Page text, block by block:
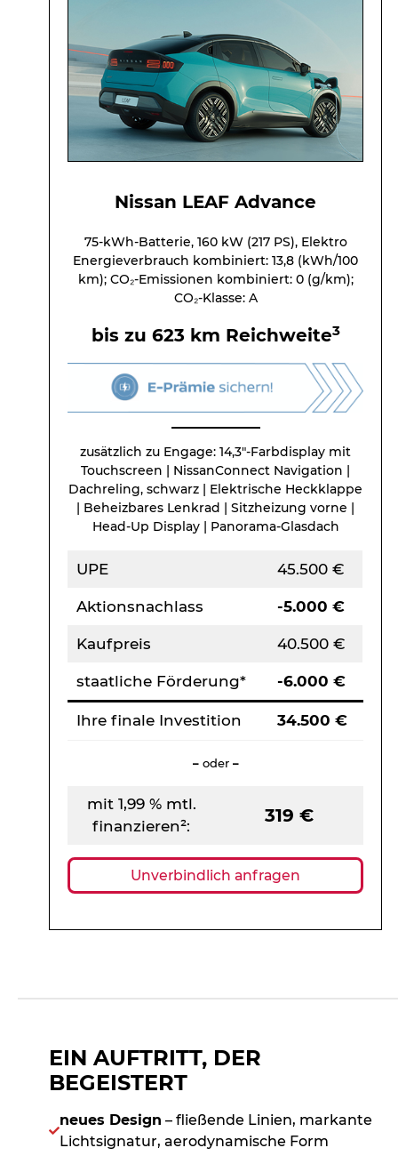
Nissan LEAF Advance
75-kWh-Batterie, 160 kW (217 PS), Elektro
Energieverbrauch kombiniert: 13,8 (kWh/100
km); CO₂-Emissionen kombiniert: 0 (g/km);
CO₂-Klasse: A
bis zu 623 km Reichweite3
zusätzlich zu Engage: 14,3″-Farbdisplay mit
Touchscreen | NissanConnect Navigation |
Dachreling, schwarz | Elektrische Heckklappe
| Beheizbares Lenkrad | Sitzheizung vorne |
Head-Up Display | Panorama-Glasdach
UPE 45.500 €
Aktionsnachlass -5.000 €
Kaufpreis 40.500 €
staatliche Förderung* -6.000 €
Ihre finale Investition 34.500 €
– oder–
mit 1,99 % mtl.
finanzieren²:
319 €
Unverbindlich anfragen
EIN AUFTRITT, DER
BEGEISTERT
neues Design – fließende Linien, markante
Lichtsignatur, aerodynamische Form